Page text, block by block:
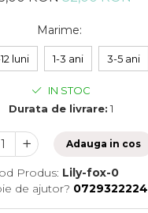
Marime:
luni 1-3 ani 3-5 ani
IN STOC
Durata de livrare: 1
Adauga in cos
Produs: Lily-fox-0
de ajutor? 0729322224